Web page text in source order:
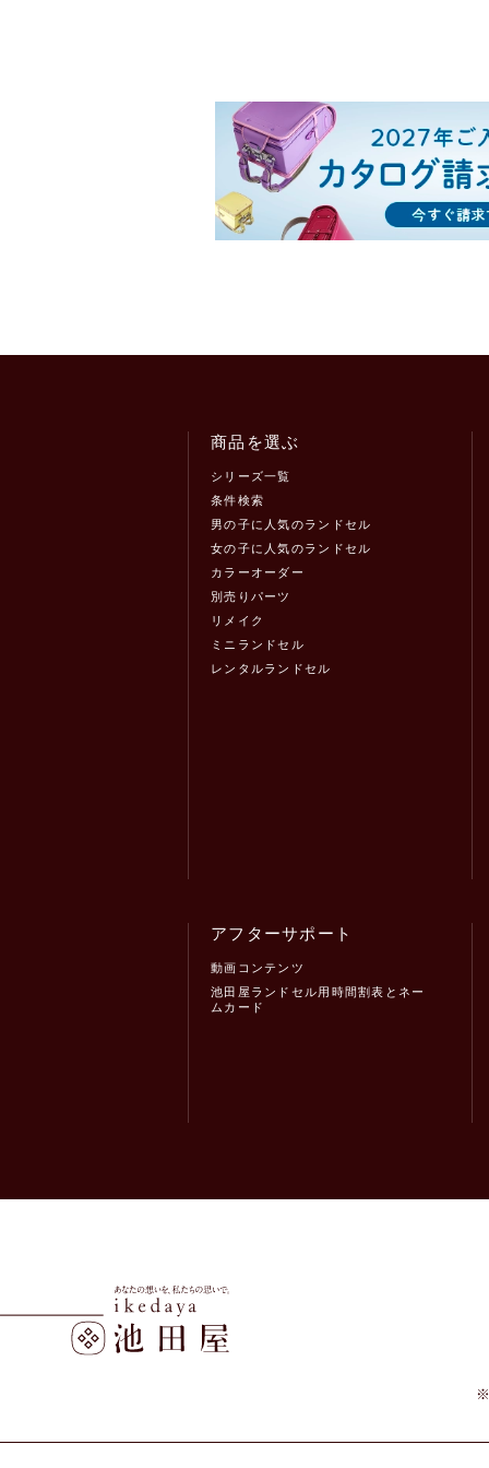
商品を選ぶ
シリーズ一覧
条件検索
男の子に人気のランドセル
女の子に人気のランドセル
カラーオーダー
別売りパーツ
リメイク
ミニランドセル
レンタルランドセル
アフターサポート
動画コンテンツ
池田屋ランドセル用時間割表とネー
ムカード